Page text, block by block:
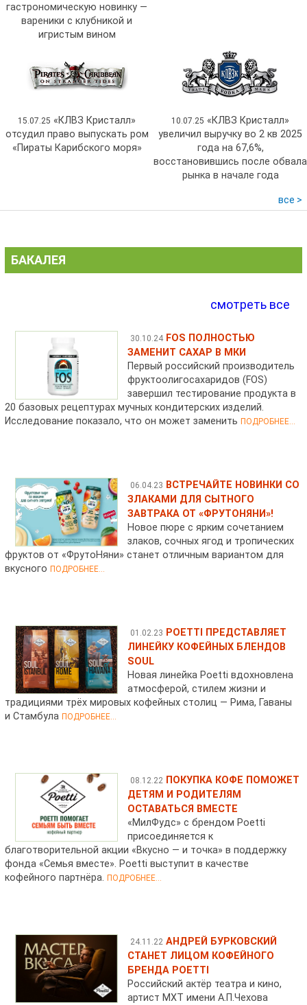
гастрономическую новинку —
вареники с клубникой и
игристым вином
15.07.25 «КЛВЗ Кристалл»
отсудил право выпускать ром
«Пираты Карибского моря»
10.07.25 «КЛВЗ Кристалл»
увеличил выручку во 2 кв 2025
года на 67,6%,
восстановившись после обвала
рынка в начале года
все >
БАКАЛЕЯ
смотреть все
30.10.24 FOS ПОЛНОСТЬЮ
ЗАМЕНИТ САХАР В МКИ
Первый российский производитель
фруктоолигосахаридов (FOS)
завершил тестирование продукта в
20 базовых рецептурах мучных кондитерских изделий.
Исследование показало, что он может заменитьПОДРОБНЕЕ...
06.04.23 ВСТРЕЧАЙТЕ НОВИНКИ СО
ЗЛАКАМИ ДЛЯ СЫТНОГО
ЗАВТРАКА ОТ «ФРУТОНЯНИ»!
Новое пюре с ярким сочетанием
злаков, сочных ягод и тропических
фруктов от «ФрутоНяни» станет отличным вариантом для
вкусногоПОДРОБНЕЕ...
01.02.23 POETTI ПРЕДСТАВЛЯЕТ
ЛИНЕЙКУ КОФЕЙНЫХ БЛЕНДОВ
SOUL
Новая линейка Poetti вдохновлена
атмосферой, стилем жизни и
традициями трёх мировых кофейных столиц — Рима, Гаваны
и СтамбулаПОДРОБНЕЕ...
08.12.22 ПОКУПКА КОФЕ ПОМОЖЕТ
ДЕТЯМ И РОДИТЕЛЯМ
ОСТАВАТЬСЯ ВМЕСТЕ
«МилФудс» с брендом Poetti
присоединяется к
благотворительной акции «Вкусно — и точка» в поддержку
фонда «Семья вместе». Poetti выступит в качестве
кофейного партнёра.ПОДРОБНЕЕ...
24.11.22 АНДРЕЙ БУРКОВСКИЙ
СТАНЕТ ЛИЦОМ КОФЕЙНОГО
БРЕНДА POETTI
Российский актёр театра и кино,
артист МХТ имени А.П.Чехова